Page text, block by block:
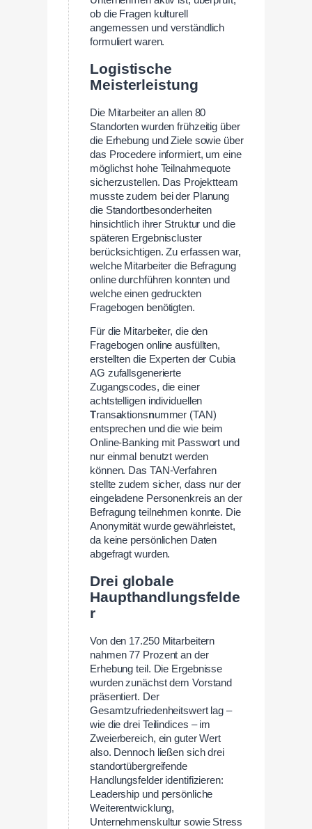
ob die Fragen kulturell
angemessen und verständlich
formuliert waren.
Logistische
Meisterleistung
Die Mitarbeiter an allen 80
Standorten wurden frühzeitig über
die Erhebung und Ziele sowie über
das Procedere informiert, um eine
möglichst hohe Teilnahmequote
sicherzustellen. Das Projektteam
musste zudem bei der Planung
die Standortbesonderheiten
hinsichtlich ihrer Struktur und die
späteren Ergebniscluster
berücksichtigen. Zu erfassen war,
welche Mitarbeiter die Befragung
online durchführen konnten und
welche einen gedruckten
Fragebogen benötigten.
Für die Mitarbeiter, die den
Fragebogen online ausfüllten,
erstellten die Experten der Cubia
AG zufallsgenerierte
Zugangscodes, die einer
achtstelligen individuellen
Transaktionsnummer (TAN)
entsprechen und die wie beim
Online-Banking mit Passwort und
nur einmal benutzt werden
können. Das TAN-Verfahren
stellte zudem sicher, dass nur der
eingeladene Personenkreis an der
Befragung teilnehmen konnte. Die
Anonymität wurde gewährleistet,
da keine persönlichen Daten
abgefragt wurden.
Drei globale
Haupthandlungsfelde
r
Von den 17.250 Mitarbeitern
nahmen 77 Prozent an der
Erhebung teil. Die Ergebnisse
wurden zunächst dem Vorstand
präsentiert. Der
Gesamtzufriedenheitswert lag –
wie die drei Teilindices – im
Zweierbereich, ein guter Wert
also. Dennoch ließen sich drei
standortübergreifende
Handlungsfelder identifizieren:
Leadership und persönliche
Weiterentwicklung,
Unternehmenskultur sowie Stress